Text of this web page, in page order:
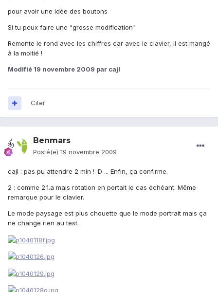
pour avoir une idée des boutons
Si tu peux faire une "grosse modification"
Remonte le rond avec les chiffres car avec le clavier, il est mangé
à la moitié !
Modifié 19 novembre 2009 par cajl
Citer
Benmars
Posté(e) 19 novembre 2009
cajl : pas pu attendre 2 min ! :D ... Enfin, ça confirme.
2 : comme 2.1.a mais rotation en portait le cas échéant. Même
remarque pour le clavier.
Le mode paysage est plus chouette que le mode portrait mais ça
ne change rien au test.